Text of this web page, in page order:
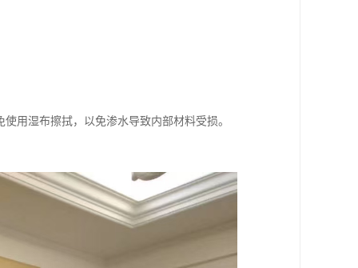
用湿布擦拭，以免渗水导致内部材料受损。